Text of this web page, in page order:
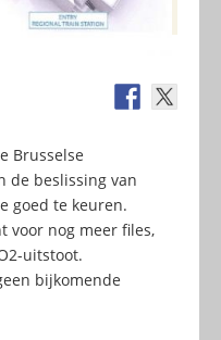
Brusselse
de beslissing van
goed te keuren.
voor nog meer files,
uitstoot.
bijkomende